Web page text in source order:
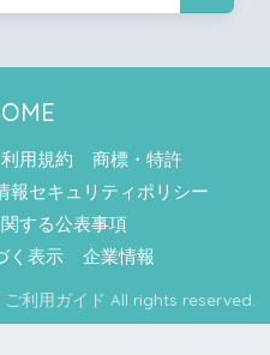
用規約
商標・特許
報セキュリティポリシー
する公表事項
く表示
企業情報
利用ガイド All rights reserved.